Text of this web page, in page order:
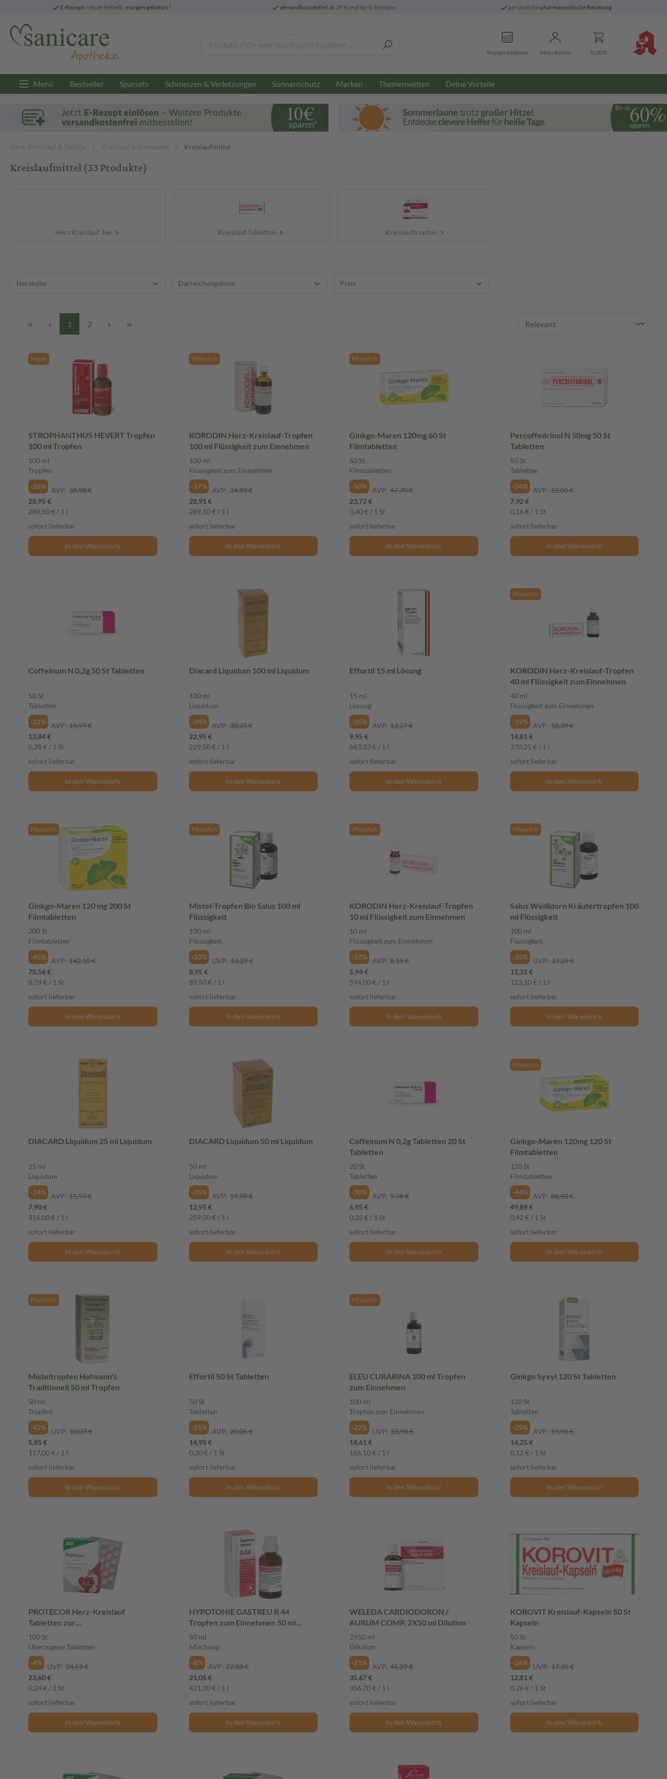
E-Rezept: Heute bestellt, morgen geliefert3 versandkostenfreiab 29 € und für E-Rezepte persönliche pharmazeutische Beratung
Rezept einlösen Mein Konto 0,00 €
Menü Bestseller Sparsets Schmerzen & Verletzungen Sonnenschutz Marken Themenwelten Deine Vorteile
Herz, Kreislauf & Gefäße Kreislauf & Schwindel Kreislaufmittel
Kreislaufmittel(33 Produkte)
Herz Kreislauf Tee Kreislauf Tabletten Kreislauftropfen
Hersteller Darreichungsform Preis
1 2
Vegan
STROPHANTHUS HEVERT Tropfen
100 ml Tropfen
100 ml
Tropfen
-26%
AVP: 38,98 €
28,95 €
289,50 € / 1 l
sofort lieferbar
In den Warenkorb
Pflanzlich
KORODIN Herz-Kreislauf-Tropfen
100 ml Flüssigkeit zum Einnehmen
100 ml
Flüssigkeit zum Einnehmen
-17%
AVP: 34,93 €
28,91 €
289,10 € / 1 l
sofort lieferbar
In den Warenkorb
Pflanzlich
Ginkgo-Maren 120mg 60 St
Filmtabletten
60 St
Filmtabletten
-50%
AVP: 47,70 €
23,72 €
0,40 € / 1 St
sofort lieferbar
In den Warenkorb
Percoffedrinol N 50mg 50 St
Tabletten
50 St
Tabletten
-34%
AVP: 12,00 €
7,92 €
0,16 € / 1 St
sofort lieferbar
In den Warenkorb
Coffeinum N 0,2g 50 St Tabletten
50 St
Tabletten
-31%
AVP: 19,99 €
13,84 €
0,28 € / 1 St
sofort lieferbar
In den Warenkorb
Diacard Liquidum 100 ml Liquidum
100 ml
Liquidum
-24%
AVP: 30,35 €
22,95 €
229,50 € / 1 l
sofort lieferbar
In den Warenkorb
Effortil 15 ml Lösung
15 ml
Lösung
-25%
AVP: 13,27 €
9,95 €
663,33 € / 1 l
sofort lieferbar
In den Warenkorb
Pflanzlich
KORODIN Herz-Kreislauf-Tropfen
40 ml Flüssigkeit zum Einnehmen
40 ml
Flüssigkeit zum Einnehmen
-19%
AVP: 18,39 €
14,81 €
370,25 € / 1 l
sofort lieferbar
In den Warenkorb
Pflanzlich
Ginkgo-Maren 120 mg 200 St
Filmtabletten
200 St
Filmtabletten
-45%
AVP: 142,10 €
78,56 €
0,39 € / 1 St
sofort lieferbar
In den Warenkorb
Pflanzlich
Mistel-Tropfen Bio Salus 100 ml
Flüssigkeit
100 ml
Flüssigkeit
-33%
UVP: 13,29 €
8,95 €
89,50 € / 1 l
sofort lieferbar
In den Warenkorb
Pflanzlich
KORODIN Herz-Kreislauf-Tropfen
10 ml Flüssigkeit zum Einnehmen
10 ml
Flüssigkeit zum Einnehmen
-27%
AVP: 8,19 €
5,94 €
594,00 € / 1 l
sofort lieferbar
In den Warenkorb
Pflanzlich
Salus Weißdorn Kräutertropfen 100
ml Flüssigkeit
100 ml
Flüssigkeit
-35%
UVP: 17,29 €
11,31 €
113,10 € / 1 l
sofort lieferbar
In den Warenkorb
DIACARD Liquidum 25 ml Liquidum
25 ml
Liquidum
-34%
AVP: 11,97 €
7,90 €
316,00 € / 1 l
sofort lieferbar
In den Warenkorb
DIACARD Liquidum 50 ml Liquidum
50 ml
Liquidum
-35%
AVP: 19,99 €
12,95 €
259,00 € / 1 l
sofort lieferbar
In den Warenkorb
Coffeinum N 0,2g Tabletten 20 St
Tabletten
20 St
Tabletten
-30%
AVP: 9,96 €
6,95 €
0,35 € / 1 St
sofort lieferbar
In den Warenkorb
Pflanzlich
Ginkgo-Maren 120mg 120 St
Filmtabletten
120 St
Filmtabletten
-44%
AVP: 88,50 €
49,89 €
0,42 € / 1 St
sofort lieferbar
In den Warenkorb
Pflanzlich
Misteltropfen Hofmann's
Traditionell 50 ml Tropfen
50 ml
Tropfen
-42%
UVP: 10,03 €
5,85 €
117,00 € / 1 l
sofort lieferbar
In den Warenkorb
Effortil 50 St Tabletten
50 St
Tabletten
-25%
AVP: 20,06 €
14,95 €
0,30 € / 1 St
sofort lieferbar
In den Warenkorb
Pflanzlich
ELEU CURARINA 100 ml Tropfen
zum Einnehmen
100 ml
Tropfen zum Einnehmen
-22%
UVP: 23,98 €
18,61 €
186,10 € / 1 l
sofort lieferbar
In den Warenkorb
Ginkgo Syxyl 120 St Tabletten
120 St
Tabletten
-29%
AVP: 19,96 €
14,25 €
0,12 € / 1 St
sofort lieferbar
In den Warenkorb
PROTECOR Herz-Kreislauf
Tabletten zur
Funktionsunterstüzung Salus 100 St
Überzogene Tabletten
100 St
Überzogene Tabletten
-4%
UVP: 24,59 €
23,60 €
0,24 € / 1 St
sofort lieferbar
In den Warenkorb
HYPOTONIE GASTREU R 44
Tropfen zum Einnehmen 50 ml
Mischung
50 ml
Mischung
-8%
AVP: 22,88 €
21,05 €
421,00 € / 1 l
sofort lieferbar
In den Warenkorb
WELEDA CARDIODORON /
AURUM COMP. 2X50 ml Dilution
2X50 ml
Dilution
-21%
AVP: 45,29 €
35,67 €
356,70 € / 1 l
sofort lieferbar
In den Warenkorb
KOROVIT Kreislauf-Kapseln 50 St
Kapseln
50 St
Kapseln
-26%
UVP: 17,35 €
12,81 €
0,26 € / 1 St
sofort lieferbar
In den Warenkorb